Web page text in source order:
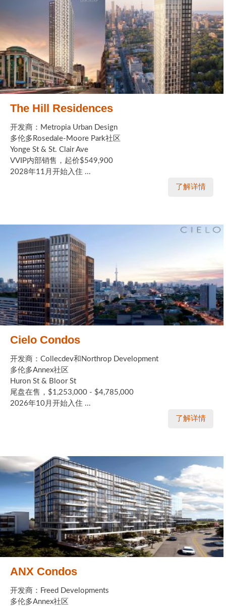
The Hill Residences
开发商：Metropia Urban Design
多伦多Rosedale-Moore Park社区
Yonge St & St. Clair Ave
VVIP内部销售，起价$549,900
2028年11月开始入住 ...
了解详情
Cielo Condos
开发商：Collecdev和Northrop Development
多伦多Annex社区
Huron St & Bloor St
尾盘在售，$1,253,000 - $4,785,000
2026年10月开始入住 ...
了解详情
ANX Condos
开发商：Freed Developments
多伦多Annex社区